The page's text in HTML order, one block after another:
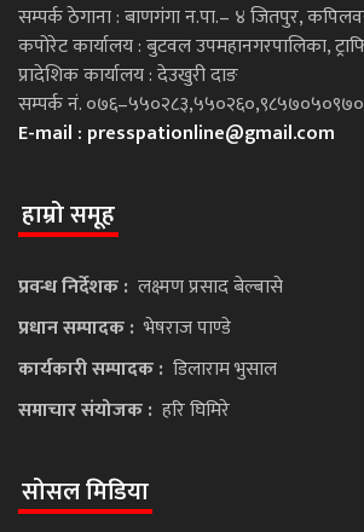
सम्पर्क ठेगाना : बाणगंगा न.पा.– ४ जितपुर,
कपोरेट कार्यालय : बुटवल उपमहानगरपालिका,
प्रादेशिक कार्यालय : देउखुरी दाङ
सम्पर्क नं. ०७६–५५०२८३,५५०२६०,९८५७०५०९७०
E-mail : presspationline@gmail.com
हाम्रो समूह
प्रवन्ध निर्देशक : लक्ष्मण प्रसाद बेल्बासे
प्रधान सम्पादक : भेषराज पाण्डे
कार्यकारी सम्पादक : डिलाराम भुसाल
समाचार संयोजक : हरि घिमिरे
सोसल मिडिया